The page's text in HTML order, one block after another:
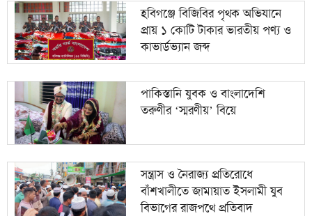
হবিগঞ্জে বিজিবির পৃথক অভিযানে
প্রায় ১ কোটি টাকার ভারতীয় পণ্য ও
কাভার্ডভ্যান জব্দ
পাকিস্তানি যুবক ও বাংলাদেশি
তরুণীর ‘স্মরণীয়’ বিয়ে
সন্ত্রাস ও নৈরাজ্য প্রতিরোধে
বাঁশখালীতে জামায়াত ইসলামী যুব
বিভাগের রাজপথে প্রতিবাদ